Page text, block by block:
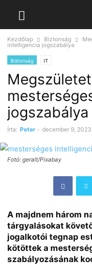
Kezdőlap Biztonság
intelligencia jogszabálya
Biztonság IT
jogszabálya
Írta: Peter - december 9, 2023
Fotó: geralt/Pixabay
A majdnem három
tárgyalásokat
jogalkotói tegnap
kötöttek a
szabályozásának